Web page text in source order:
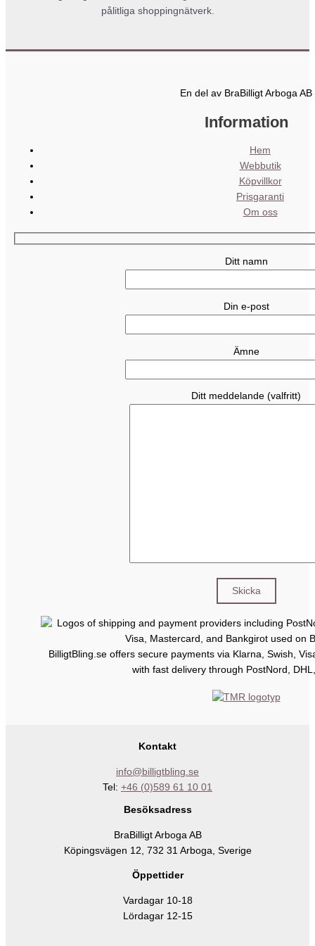
pålitliga shoppingnätverk.
En del av BraBilligt Arboga AB
Information
Hem
Webbutik
Köpvillkor
Prisgaranti
Om oss
Ditt namn
Din e-post
Ämne
Ditt meddelande (valfritt)
BilligtBling.se offers secure payments via Klarna, Swish,
with fast delivery through PostNord,
Kontakt
info@billigtbling.se
Tel: +46 (0)589 61 10 01
Besöksadress
BraBilligt Arboga AB
Köpingsvägen 12, 732 31 Arboga, Sverige
Öppettider
Vardagar 10-18
Lördagar 12-15